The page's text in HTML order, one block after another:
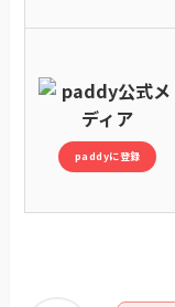
paddyに登録